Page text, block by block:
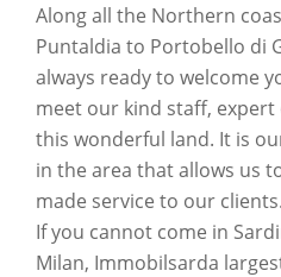
Along all the Northern
Puntaldia to Portobello di
always ready to welcome
meet our kind staff,
this wonderful land. It is
in the area that allows us
made service to our clients.
If you cannot come in
Milan, Immobilsarda